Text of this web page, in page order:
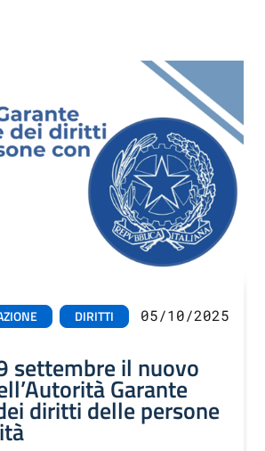
DIRITTI 05/10/2025
settembre il nuovo
Garante
diritti delle persone